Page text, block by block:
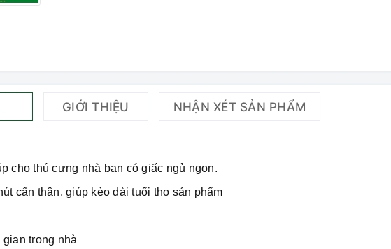
GIỚI THIỆU NHẬN XÉT SẢN PHẨM
cho thú cưng nhà bạn có giấc ngủ ngon.
cẩn thận, giúp kèo dài tuổi thọ sản phẩm
trong nhà